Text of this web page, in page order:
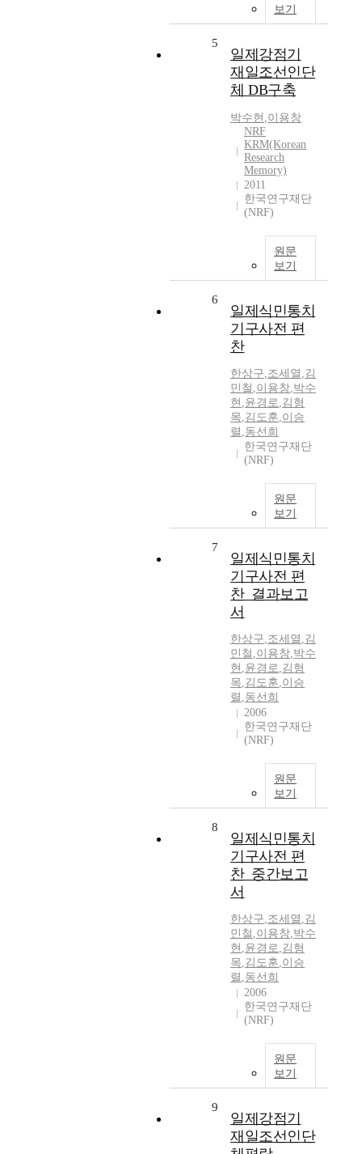
보기
5
일제강점기
재일조선인단
체 DB구축
박수현 ,이용창
NRF
KRM(Korean
Research
Memory)
2011
한국연구재단
(NRF)
원문
보기
6
일제식민통치
기구사전 편
찬
한상구,조세열 ,김
민철 ,이용창,박수
현 ,윤경로,김형
목,김도훈,이승
렬 ,동선희
한국연구재단
(NRF)
원문
보기
7
일제식민통치
기구사전 편
찬_결과보고
서
한상구,조세열 ,김
민철 ,이용창,박수
현 ,윤경로,김형
목,김도훈,이승
렬 ,동선희
2006
한국연구재단
(NRF)
원문
보기
8
일제식민통치
기구사전 편
찬_중간보고
서
한상구,조세열 ,김
민철 ,이용창,박수
현 ,윤경로,김형
목,김도훈,이승
렬 ,동선희
2006
한국연구재단
(NRF)
원문
보기
9
일제강점기
재일조선인단